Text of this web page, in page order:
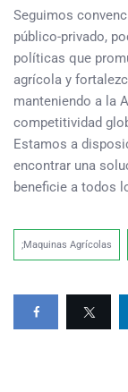
Seguimos
público-privado,
políticas que
agrícola y
manteniendo a la
competitividad
Estamos a
encontrar una
beneficie a todos
;Maquinas Agrícolas